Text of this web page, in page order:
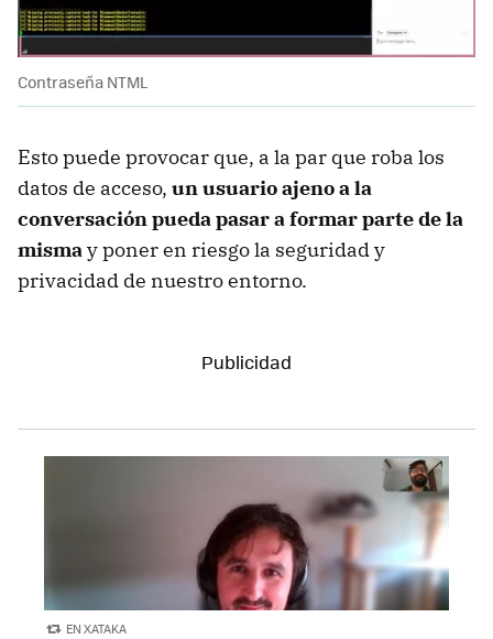
Contraseña NTML
Esto puede provocar que, a la par que roba los
datos de acceso, un usuario ajeno a la
conversación pueda pasar a formar parte de la
mismay poner en riesgo la seguridad y
privacidad de nuestro entorno.
EN XATAKA